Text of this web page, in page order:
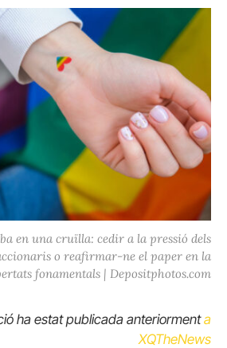
en una cruïlla: cedir a la pressió dels
o reafirmar-ne el paper en la
fonamentals | Depositphotos.com
ha estat publicada anteriormenta
XQTheNews